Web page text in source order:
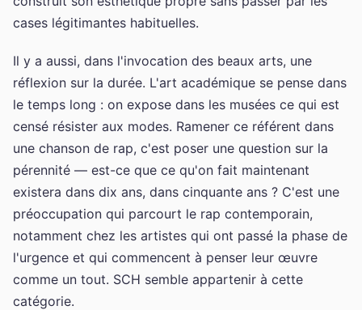
cases légitimantes habituelles.
Il y a aussi, dans l'invocation des beaux arts, une
réflexion sur la durée. L'art académique se pense dans
le temps long : on expose dans les musées ce qui est
censé résister aux modes. Ramener ce référent dans
une chanson de rap, c'est poser une question sur la
pérennité — est-ce que ce qu'on fait maintenant
existera dans dix ans, dans cinquante ans ? C'est une
préoccupation qui parcourt le rap contemporain,
notamment chez les artistes qui ont passé la phase de
l'urgence et qui commencent à penser leur œuvre
comme un tout. SCH semble appartenir à cette
catégorie.